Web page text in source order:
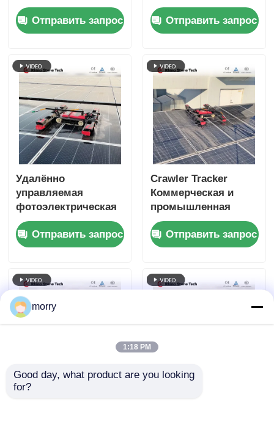
антипадный
солнечный панель
очистки робот для
фотоэлектрической
Отправить запрос
управлением,
литиевая батарея,
сухая и влажная
для очистки
фотоэлектрических
панелей
Отправить запрос
Удалённо
управляемая
фотоэлектрическая
машина для очистки
солнечных панелей
Отправить запрос
Crawler Tracker
Коммерческая и
промышленная
фотоэлектрическая
очистная машина
портативный
очистный робот для
солнечной фермы
Отправить запрос
Усовершенствованный
morry
1:18 PM
Good day, what product are you looking
for?